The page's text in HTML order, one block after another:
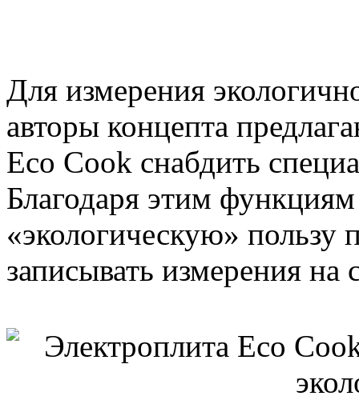
Для измерения
авторы концепта
Eco Cook снабдить
Благодаря этим
«экологическую» пользу
записывать измерения на